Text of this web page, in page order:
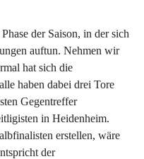
der Saison, in der sich
auftun. Nehmen wir
hat sich die
haben dabei drei Tore
Gegentreffer
in Heidenheim.
erstellen, wäre
der